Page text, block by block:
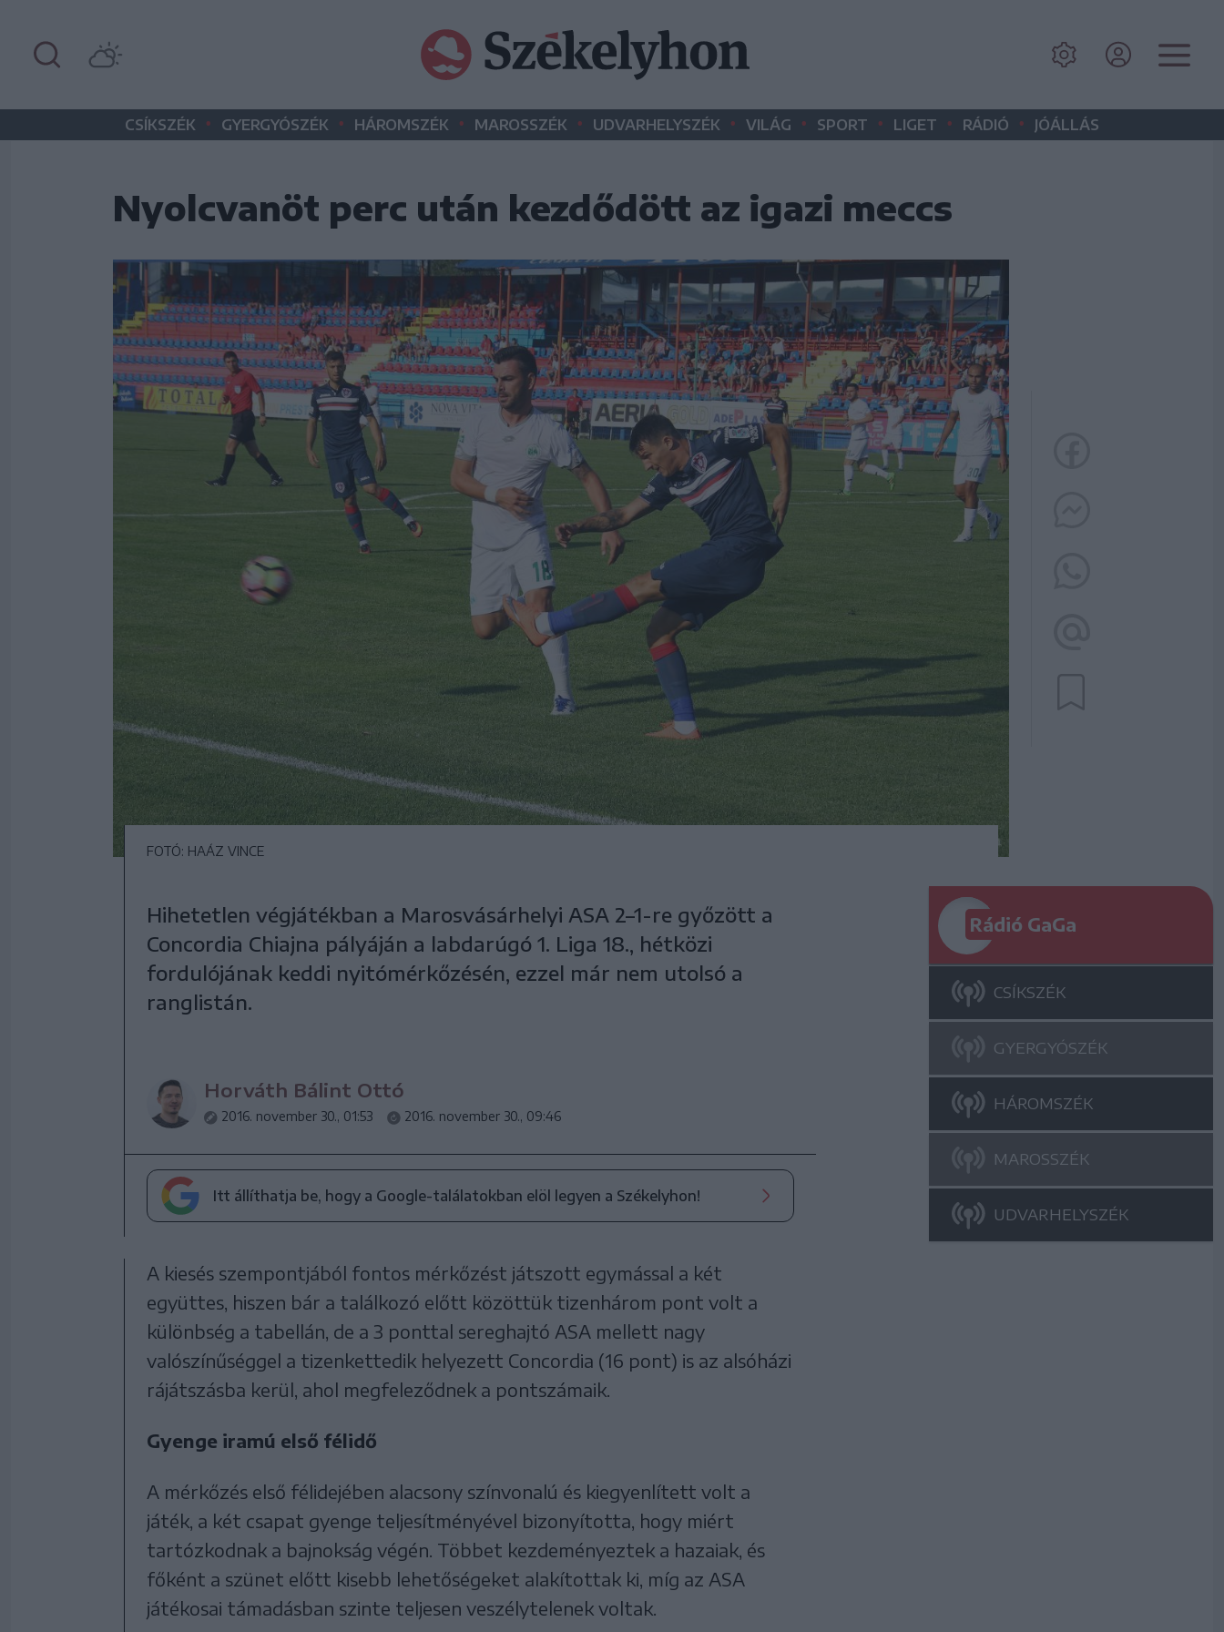
CSÍKSZÉK • GYERGYÓSZÉK • HÁROMSZÉK • MAROSSZÉK • UDVARHELYSZÉK • VILÁG • SPORT • LIGET • RÁDIÓ • JÓÁLLÁS
Nyolcvanöt perc után kezdődött az igazi meccs
FOTÓ: HAÁZ VINCE
Hihetetlen végjátékban a Marosvásárhelyi ASA 2–1-re győzött a
Concordia Chiajna pályáján a labdarúgó 1. Liga 18., hétközi
fordulójának keddi nyitómérkőzésén, ezzel már nem utolsó a
ranglistán.
Horváth Bálint Ottó
2016. november 30., 01:53 2016. november 30., 09:46
Itt állíthatja be, hogy a Google-találatokban elöl legyen a Székelyhon!
A kiesés szempontjából fontos mérkőzést játszott egymással a két
együttes, hiszen bár a találkozó előtt közöttük tizenhárom pont volt a
különbség a tabellán, de a 3 ponttal sereghajtó ASA mellett nagy
valószínűséggel a tizenkettedik helyezett Concordia (16 pont) is az alsóházi
rájátszásba kerül, ahol megfeleződnek a pontszámaik.
Gyenge iramú első félidő
A mérkőzés első félidejében alacsony színvonalú és kiegyenlített volt a
játék, a két csapat gyenge teljesítményével bizonyította, hogy miért
tartózkodnak a bajnokság végén. Többet kezdeményeztek a hazaiak, és
főként a szünet előtt kisebb lehetőségeket alakítottak ki, míg az ASA
játékosai támadásban szinte teljesen veszélytelenek voltak.
Rádió GaGa
CSÍKSZÉK
GYERGYÓSZÉK
HÁROMSZÉK
MAROSSZÉK
UDVARHELYSZÉK